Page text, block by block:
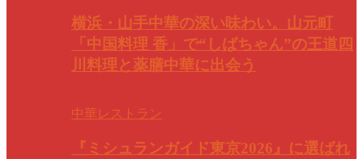
横浜・山手中華の深い味わい。山元町
「中国料理 香」で“しばちゃん”の王道四
川料理と薬膳中華に出会う
中華レストラン
『ミシュランガイド東京2026』に選ばれ